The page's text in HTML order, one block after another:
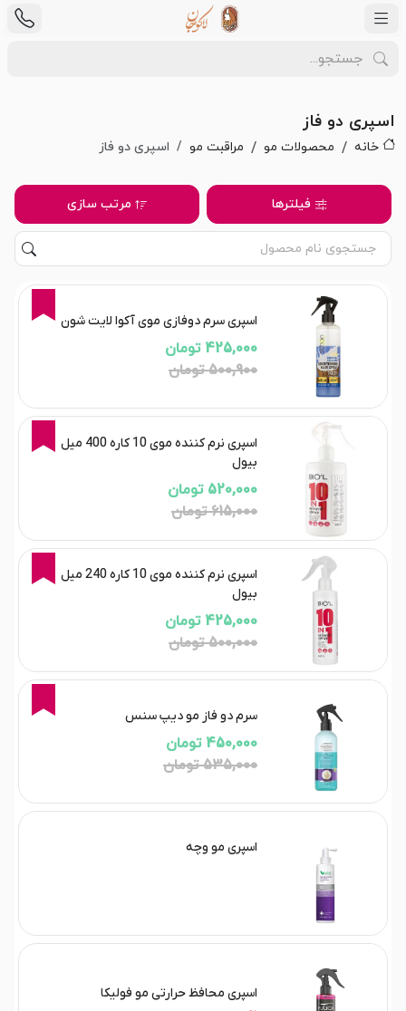
اسپری دو فاز
خانه محصولات مو مراقبت مو اسپری دو فاز
فیلترها مرتب سازی
15%
اسپری سرم دوفازی موی آکوا لایت شون
425,000 تومان
500,900 تومان
15%
اسپری نرم کننده موی 10 کاره 400 میل
بیول
520,000 تومان
615,000 تومان
15%
اسپری نرم کننده موی 10 کاره 240 میل
بیول
425,000 تومان
500,000 تومان
16%
سرم دو فاز مو دیپ سنس
450,000 تومان
535,000 تومان
اسپری مو وچه
اسپری محافظ حرارتی مو فولیکا